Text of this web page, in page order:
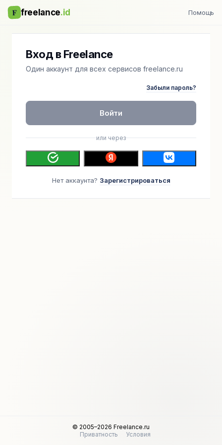
F freelance.id Помощь
Вход в Freelance
Один аккаунт для всех сервисов freelance.ru
Забыли пароль?
Войти
или через
Нет аккаунта? Зарегистрироваться
© 2005–2026 Freelance.ru
Приватность
Условия